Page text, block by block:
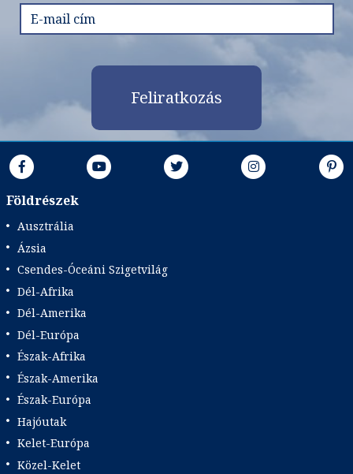
Feliratkozás
Földrészek
Ausztrália
Ázsia
Csendes-Óceáni Szigetvilág
Dél-Afrika
Dél-Amerika
Dél-Európa
Észak-Afrika
Észak-Amerika
Észak-Európa
Hajóutak
Kelet-Európa
Közel-Kelet